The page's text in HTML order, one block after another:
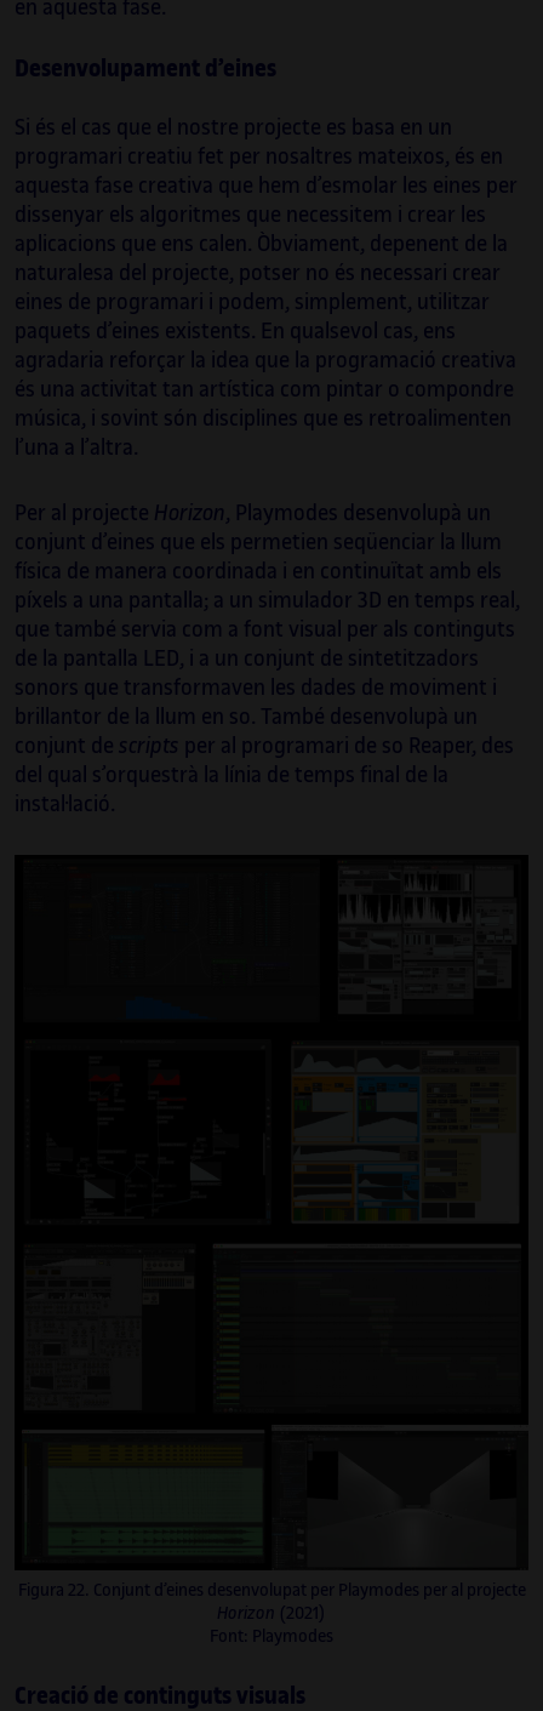
en aquesta fase.
Desenvolupament d’eines
Si és el cas que el nostre projecte es basa en un
programari creatiu fet per nosaltres mateixos, és en
aquesta fase creativa que hem d’esmolar les eines per
dissenyar els algoritmes que necessitem i crear les
aplicacions que ens calen. Òbviament, depenent de la
naturalesa del projecte, potser no és necessari crear
eines de programari i podem, simplement, utilitzar
paquets d’eines existents. En qualsevol cas, ens
agradaria reforçar la idea que la programació creativa
és una activitat tan artística com pintar o compondre
música, i sovint són disciplines que es retroalimenten
l’una a l’altra.
Per al projecte Horizon , Playmodes desenvolupà un
conjunt d’eines que els permetien seqüenciar la llum
física de manera coordinada i en continuïtat amb els
píxels a una pantalla; a un simulador 3D en temps real,
que també servia com a font visual per als continguts
de la pantalla LED, i a un conjunt de sintetitzadors
sonors que transformaven les dades de moviment i
brillantor de la llum en so. També desenvolupà un
conjunt de scripts per al programari de so Reaper, des
del qual s’orquestrà la línia de temps final de la
instal·lació.
Figura 22. Conjunt d’eines desenvolupat per Playmodes per al projecte
Horizon (2021)
Font: Playmodes
Creació de continguts visuals
Santi Vilanova Ángeles
Graduat en Disseny Gràfic i apassionat de
dues disciplines per mitjà del catalitzador
de les tecnologies creatives, de les quals és
desenvolupador autodidacte.
(De)format a l’escenaravede principis dels
anys 2000, el seu treball sonor ha
evolucionat per integrar aquesta influència
en territoris nous. La investigació recent
que ha dut a terme combina algorismes
digitals i motors de sonificació amb
pentagrames clàssics i conjunts acústics, i
Vilanova també ha estat implicat en
l’educació durant tota la seva trajectòria
artística. Ha estat professor permanent en
Irma Vilà i Òdena
Comissària, investigadora i productora